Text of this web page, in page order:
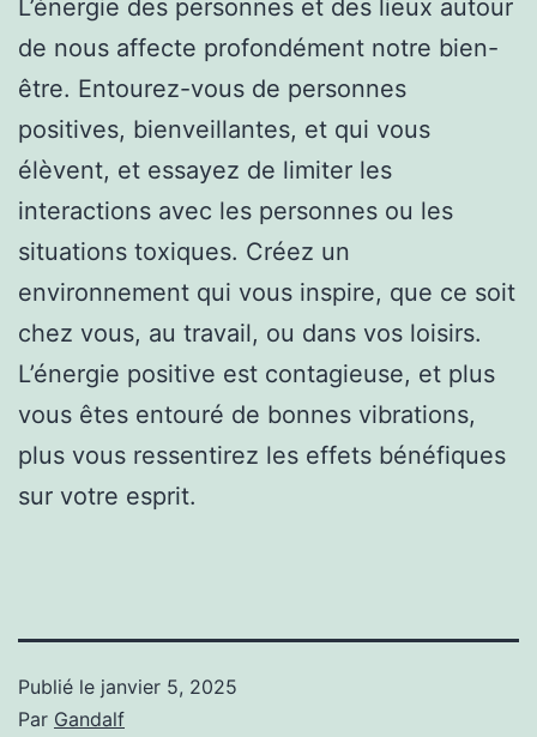
L’énergie des personnes et des lieux autour
de nous affecte profondément notre bien-
être. Entourez-vous de personnes
positives, bienveillantes, et qui vous
élèvent, et essayez de limiter les
interactions avec les personnes ou les
situations toxiques. Créez un
environnement qui vous inspire, que ce soit
chez vous, au travail, ou dans vos loisirs.
L’énergie positive est contagieuse, et plus
vous êtes entouré de bonnes vibrations,
plus vous ressentirez les effets bénéfiques
sur votre esprit.
Publié le janvier 5, 2025
Par Gandalf